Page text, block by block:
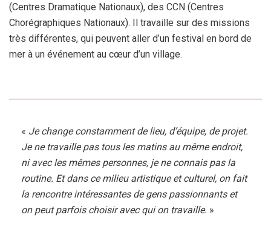
(Centres Dramatique Nationaux), des CCN (Centres
Chorégraphiques Nationaux). Il travaille sur des missions
très différentes, qui peuvent aller d’un festival en bord de
mer à un événement au cœur d’un village.
« Je change constamment de lieu, d’équipe, de projet.
Je ne travaille pas tous les matins au même endroit,
ni avec les mêmes personnes, je ne connais pas la
routine. Et dans ce milieu artistique et culturel, on fait
la rencontre intéressantes de gens passionnants et
on peut parfois choisir avec qui on travaille. »